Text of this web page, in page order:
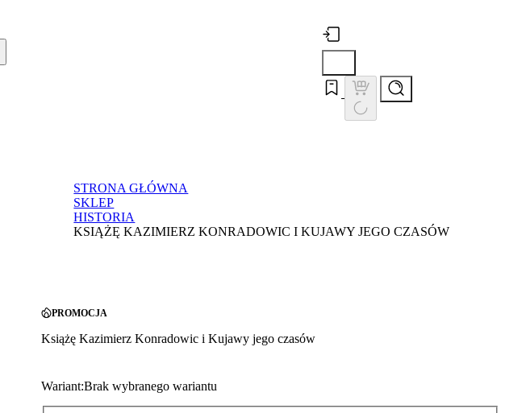
STRONA GŁÓWNA
SKLEP
HISTORIA
KSIĄŻĘ KAZIMIERZ KONRADOWIC I KUJAWY JEGO CZASÓW
PROMOCJA
Książę Kazimierz Konradowic i Kujawy jego czasów
Wariant:Brak wybranego wariantu